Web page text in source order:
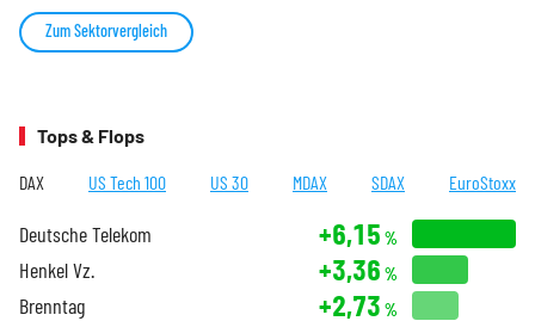
Zum Sektorvergleich
Tops & Flops
DAX US Tech 100 US 30 MDAX SDAX EuroStoxx
Deutsche Telekom +6,15 %
Henkel Vz. +3,36 %
Brenntag +2,73 %